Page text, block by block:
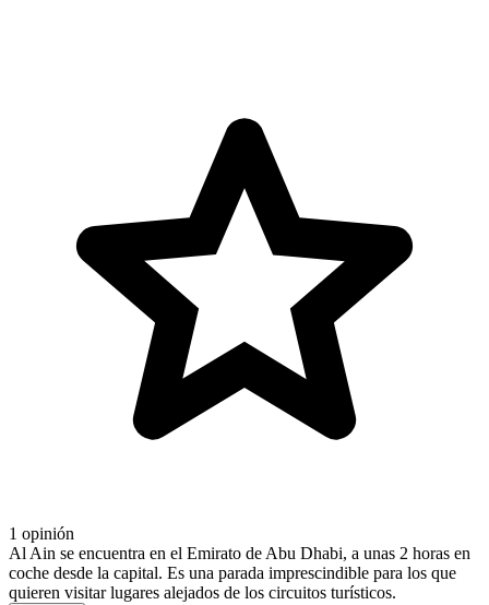
1 opinión
Al Ain se encuentra en el Emirato de Abu Dhabi, a unas 2 horas en
coche desde la capital. Es una parada imprescindible para los que
quieren visitar lugares alejados de los circuitos turísticos.